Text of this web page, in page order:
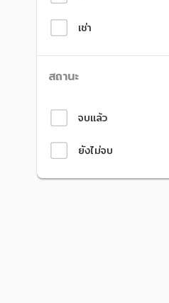
เช่า
สถานะ
จบแล้ว
ยังไม่จบ